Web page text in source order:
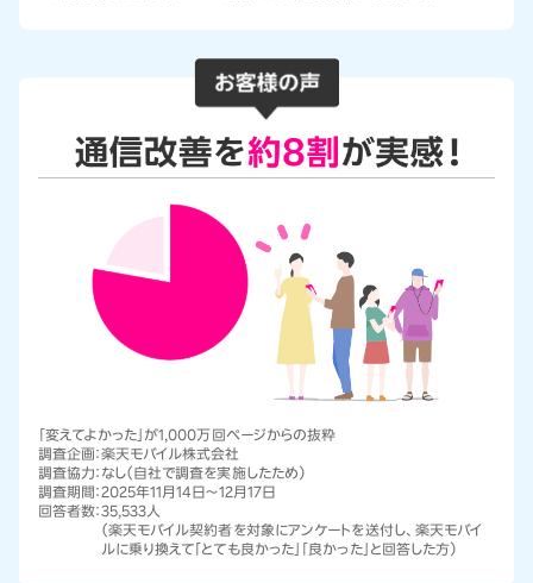
「変えてよかった」が1,000万回ページからの抜粋
調査企画：楽天モバイル株式会社
調査協力： なし（自社で調査を実施したため）
調査期間：2025年11月14日～12月17日
回答者数：35,533人
（楽天モバイル契約者を対象にアンケートを送付し、楽天モバイ
ルに乗り換えて「とても良かった」「良かった」と回答した方）